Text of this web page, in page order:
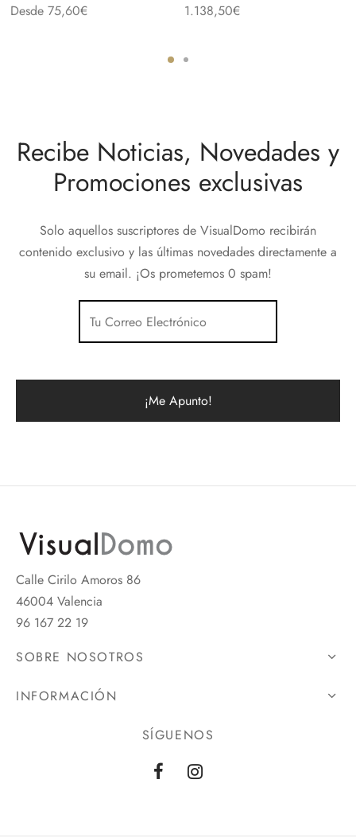
Desde 75,60€
1.138,50€
Recibe Noticias, Novedades y
Promociones exclusivas
Solo aquellos suscriptores de VisualDomo recibirán
contenido exclusivo y las últimas novedades directamente a
su email. ¡Os prometemos 0 spam!
Calle Cirilo Amoros 86
46004 Valencia
96 167 22 19
SOBRE NOSOTROS
INFORMACIÓN
SÍGUENOS